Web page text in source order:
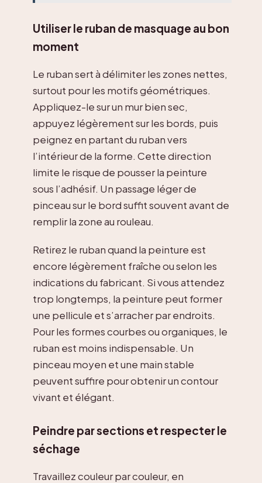
Utiliser le ruban de masquage au bon
moment
Le ruban sert à délimiter les zones nettes,
surtout pour les motifs géométriques.
Appliquez-le sur un mur bien sec,
appuyez légèrement sur les bords, puis
peignez en partant du ruban vers
l’intérieur de la forme. Cette direction
limite le risque de pousser la peinture
sous l’adhésif. Un passage léger de
pinceau sur le bord suffit souvent avant de
remplir la zone au rouleau.
Retirez le ruban quand la peinture est
encore légèrement fraîche ou selon les
indications du fabricant. Si vous attendez
trop longtemps, la peinture peut former
une pellicule et s’arracher par endroits.
Pour les formes courbes ou organiques, le
ruban est moins indispensable. Un
pinceau moyen et une main stable
peuvent suffire pour obtenir un contour
vivant et élégant.
Peindre par sections et respecter le
séchage
Travaillez couleur par couleur, en